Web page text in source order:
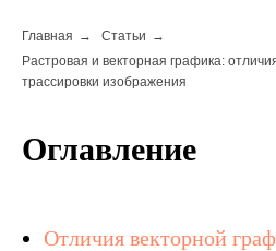
Главная → Статьи →
Растровая и векторная графика:
трассировки изображения
Оглавление
Отличия векторной